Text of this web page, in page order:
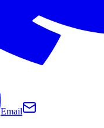
Email